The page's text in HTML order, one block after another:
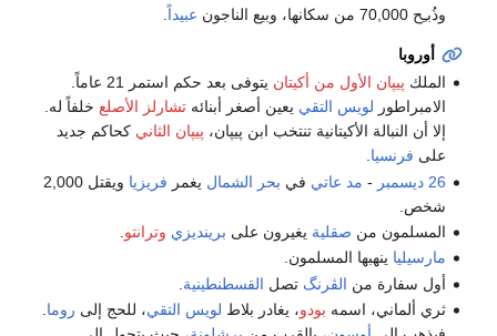
وذُبـِح 70,000 من سكانها، وبيع الناجون
عبيداً
أوروبا
الملك پيپان الأول من أكيتان
يتوفى بعد حكم استمر 21 عاماً.
الامبراطور لويس التقي يعين أصغر أبنائهتشارلز الأصلع خلفاً له.
إلا أن النبالة الأكيتانية تنتخب ابن پيپان، پيپان الثاني كحاكم جديد
على فرنسيا
26 ديسمبر
- مد عاتي في بحر الشمال يغمر فريزيا
ويقتل 2,000
شخص.
المسلمون من صقلية يغيرون على برينديزي وترانتو
مارسيليا ينهبها المسلمون.
أول سفارة من الڤرنگ تصل القسطنطينية
ثري ألماني، اسمه بودو، يغادر بلاط لويس التقي، للحج إلى روما